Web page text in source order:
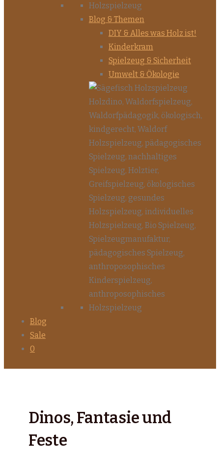
Blog & Themen
DIY & Alles was Holz ist!
Kinderkram
Spielzeug & Sicherheit
Umwelt & Ökologie
Blog
Sale
0
Dinos, Fantasie und
Feste